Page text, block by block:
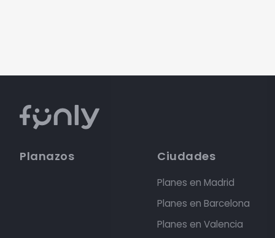
Planazos Ciudades
Planes en Madrid
Planes en Barcelona
Planes en Valencia